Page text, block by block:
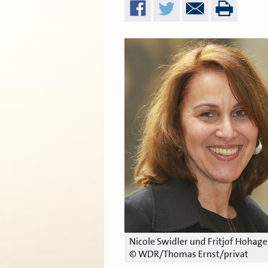
Nicole Swidler und Fritjof
© WDR/Thomas Ernst/privat